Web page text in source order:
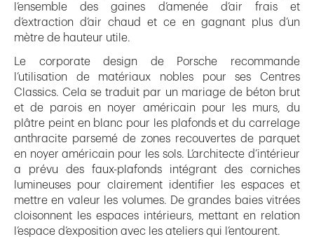
l’ensemble des gaines d’amenée d’air frais et
d’extraction d’air chaud et ce en gagnant plus d’un
mètre de hauteur utile.
Le corporate design de Porsche recommande
l’utilisation de matériaux nobles pour ses Centres
Classics. Cela se traduit par un mariage de béton brut
et de parois en noyer américain pour les murs, du
plâtre peint en blanc pour les plafonds et du carrelage
anthracite parsemé de zones recouvertes de parquet
en noyer américain pour les sols. L’architecte d’intérieur
a prévu des faux-plafonds intégrant des corniches
lumineuses pour clairement identifier les espaces et
mettre en valeur les volumes. De grandes baies vitrées
cloisonnent les espaces intérieurs, mettant en relation
l’espace d’exposition avec les ateliers qui l’entourent.